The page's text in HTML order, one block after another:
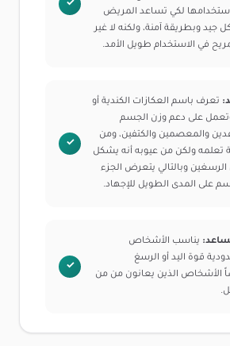
استخدامها لكي تساعد المريض
جيد وبطريقة آمنة، ولكنه لا غير
في الاستخدام طويل الأمد.
تعرف باسم العكازات الكندية أو
على دعم وزن الجسم
والمعصمين والكتفين، ومن
تعلمه ولكن من عيوبه أنه يشكل
وبالتالي يتعرض الجزء
على المدى الطويل للإجهاد.
يناسب الأشخاص
قوة اليد أو الرسغ
الأشخاص الذين يعانون من من